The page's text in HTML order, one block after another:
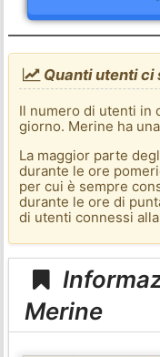
Quanti utenti ci
Il numero di utenti in
giorno. Merine ha
La maggior parte
durante le ore
per cui è sempre
durante le ore di
di utenti connessi
Merine